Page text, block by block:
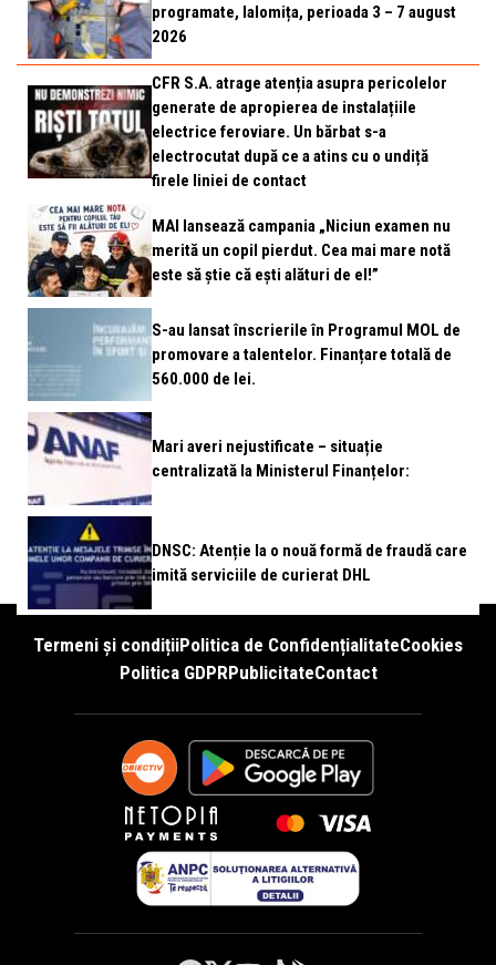
programate, Ialomița, perioada 3 – 7 august
2026
CFR S.A. atrage atenția asupra pericolelor
generate de apropierea de instalațiile
electrice feroviare. Un bărbat s-a
electrocutat după ce a atins cu o undiță
firele liniei de contact
MAI lansează campania „Niciun examen nu
merită un copil pierdut. Cea mai mare notă
este să știe că ești alături de el!”
S-au lansat înscrierile în Programul MOL de
promovare a talentelor. Finanțare totală de
560.000 de lei.
Mari averi nejustificate – situație
centralizată la Ministerul Finanțelor:
DNSC: Atenție la o nouă formă de fraudă care
imită serviciile de curierat DHL
Termeni și condițiiPolitica de ConfidențialitateCookies
Politica GDPRPublicitateContact